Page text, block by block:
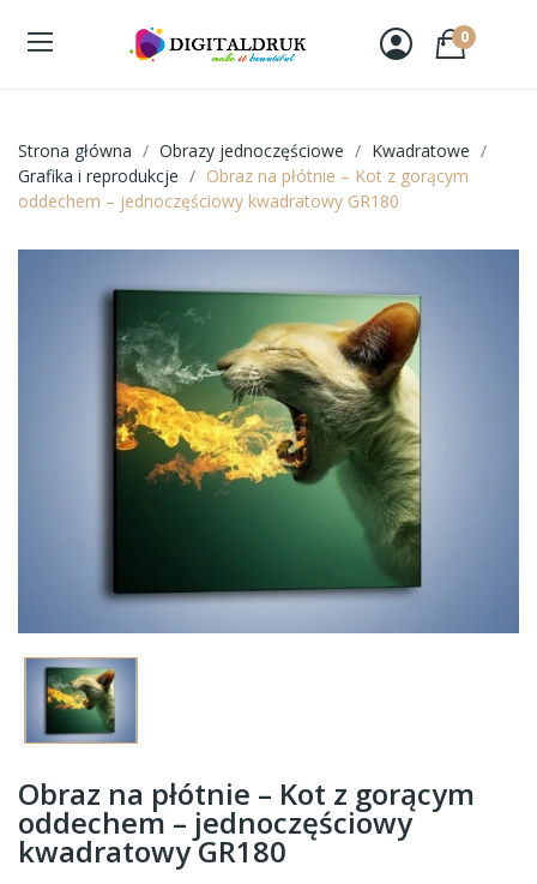
0
Strona główna Obrazy jednoczęściowe
Kwadratowe
Grafika i reprodukcje
Obraz na płótnie – Kot z gorącym
oddechem – jednoczęściowy kwadratowy GR180
Obraz na płótnie – Kot z gorącym
oddechem – jednoczęściowy
kwadratowy GR180